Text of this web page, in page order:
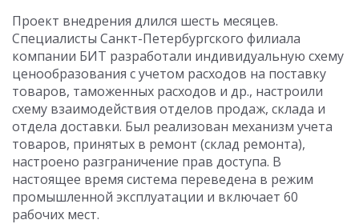
Проект внедрения длился шесть месяцев.
Специалисты Санкт-Петербургского филиала
компании БИТ разработали индивидуальную схему
ценообразования с учетом расходов на поставку
товаров, таможенных расходов и др., настроили
схему взаимодействия отделов продаж, склада и
отдела доставки. Был реализован механизм учета
товаров, принятых в ремонт (склад ремонта),
настроено разграничение прав доступа. В
настоящее время система переведена в режим
промышленной эксплуатации и включает 60
рабочих мест.